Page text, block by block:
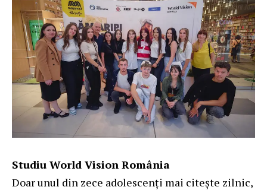
Studiu World Vision România
Doar unul din zece adolescenți mai citește zilnic,